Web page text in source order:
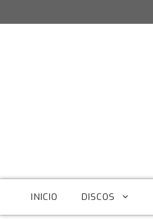
al
INICIO DISCOS